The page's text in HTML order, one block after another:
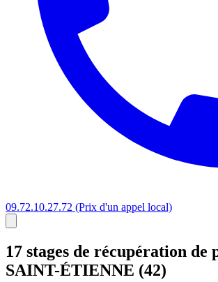
09.72.10.27.72 (Prix d'un appel local)
17 stages de récupération de
SAINT-ÉTIENNE (42)